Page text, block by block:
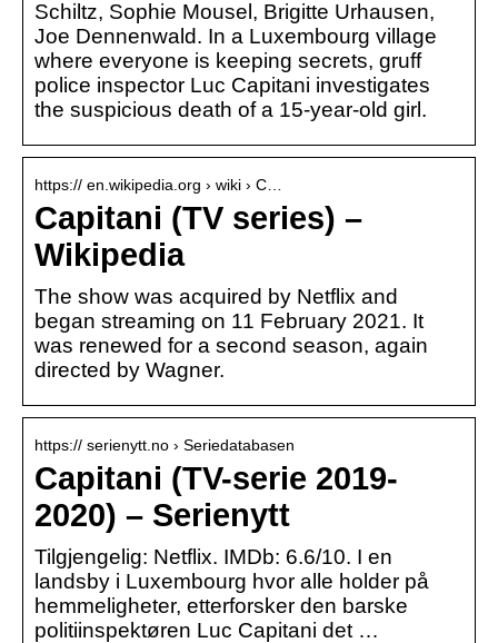
Schiltz, Sophie Mousel, Brigitte Urhausen,
Joe Dennenwald. In a Luxembourg village
where everyone is keeping secrets, gruff
police inspector Luc Capitani investigates
the suspicious death of a 15-year-old girl.
https:// en.wikipedia.org › wiki › C…
Capitani (TV series) –
Wikipedia
The show was acquired by Netflix and
began streaming on 11 February 2021. It
was renewed for a second season, again
directed by Wagner.
https:// serienytt.no › Seriedatabasen
Capitani (TV-serie 2019-
2020) – Serienytt
Tilgjengelig: Netflix. IMDb: 6.6/10. I en
landsby i Luxembourg hvor alle holder på
hemmeligheter, etterforsker den barske
politiinspektøren Luc Capitani det …